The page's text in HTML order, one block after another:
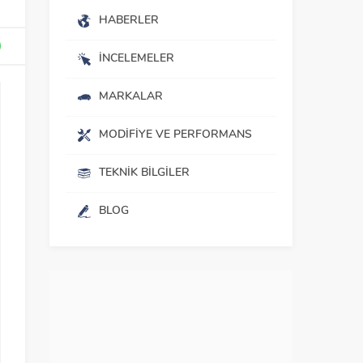
HABERLER
İNCELEMELER
MARKALAR
MODIFIYE VE PERFORMANS
TEKNIK BILGILER
BLOG